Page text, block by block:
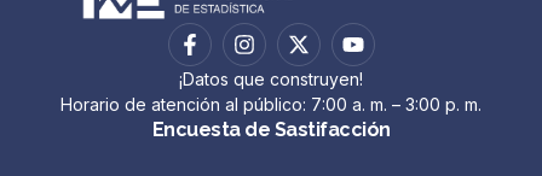
¡Datos que construyen!
Horario de atención al público: 7:00 a. m. – 3:00 p. m.
Encuesta de Sastifacción